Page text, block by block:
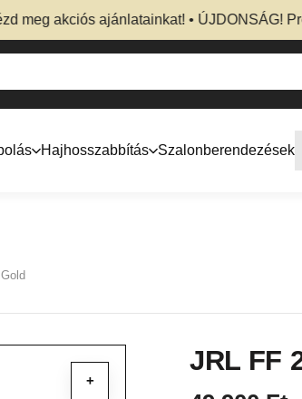
akciós ajánlatainkat! • ÚJDONSÁG!
Hajhosszabbítás Szalonberendezések
+
JRL FF